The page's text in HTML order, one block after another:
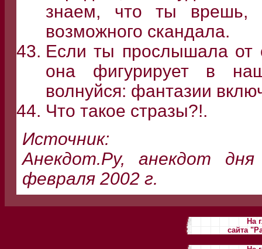
знаем, что ты врешь,
возможного скандала.
Если ты прослышала от
она фигурирует в
волнуйся: фантазии
Что такое стразы?!.
Источник:
Анекдот.Ру, анекдот
февраля 2002 г.
На
сайта